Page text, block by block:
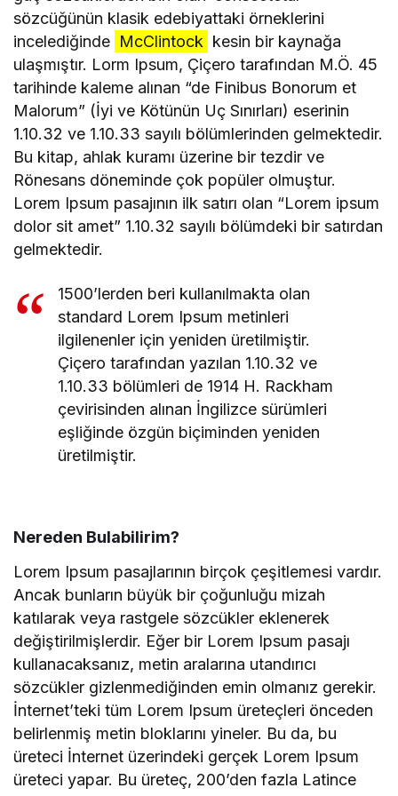
sözcüğünün klasik edebiyattaki örneklerini
incelediğinde McClintock kesin bir kaynağa
ulaşmıştır. Lorm Ipsum, Çiçero tarafından M.Ö. 45
tarihinde kaleme alınan “de Finibus Bonorum et
Malorum” (İyi ve Kötünün Uç Sınırları) eserinin
1.10.32 ve 1.10.33 sayılı bölümlerinden gelmektedir.
Bu kitap, ahlak kuramı üzerine bir tezdir ve
Rönesans döneminde çok popüler olmuştur.
Lorem Ipsum pasajının ilk satırı olan “Lorem ipsum
dolor sit amet” 1.10.32 sayılı bölümdeki bir satırdan
gelmektedir.
1500’lerden beri kullanılmakta olan
standard Lorem Ipsum metinleri
ilgilenenler için yeniden üretilmiştir.
Çiçero tarafından yazılan 1.10.32 ve
1.10.33 bölümleri de 1914 H. Rackham
çevirisinden alınan İngilizce sürümleri
eşliğinde özgün biçiminden yeniden
üretilmiştir.
Nereden Bulabilirim?
Lorem Ipsum pasajlarının birçok çeşitlemesi vardır.
Ancak bunların büyük bir çoğunluğu mizah
katılarak veya rastgele sözcükler eklenerek
değiştirilmişlerdir. Eğer bir Lorem Ipsum pasajı
kullanacaksanız, metin aralarına utandırıcı
sözcükler gizlenmediğinden emin olmanız gerekir.
İnternet’teki tüm Lorem Ipsum üreteçleri önceden
belirlenmiş metin bloklarını yineler. Bu da, bu
üreteci İnternet üzerindeki gerçek Lorem Ipsum
üreteci yapar. Bu üreteç, 200’den fazla Latince